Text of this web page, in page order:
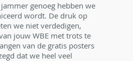
genoeg hebben we
wordt. De druk op
we niet verdedigen,
jouw WBE met trots te
van de gratis posters
dat we heel veel